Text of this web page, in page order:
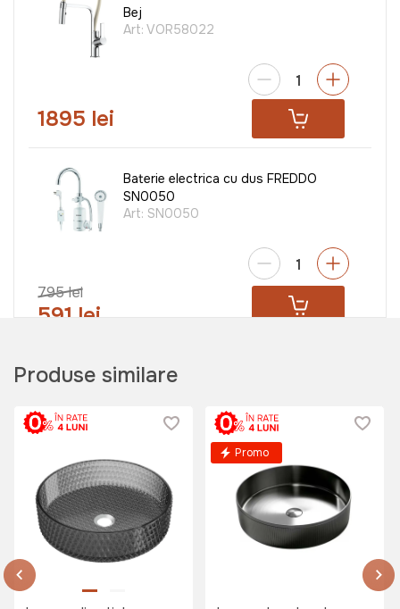
Bej
Art: VOR58022
1895 lei
Baterie electrica cu dus FREDDO
SN0050
Art: SN0050
795 lei
591 lei
ORION baterie Florentina (Crom)
2899 lei
1750 lei
Produse similare
Promo